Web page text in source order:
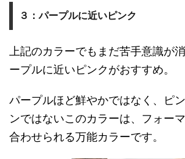
３：パープルに近いピンク
上記のカラーでもまだ苦手意識が
ープルに近いピンクがおすすめ。
パープルほど鮮やかではなく、ピ
ンではないこのカラーは、フォー
合わせられる万能カラーです。